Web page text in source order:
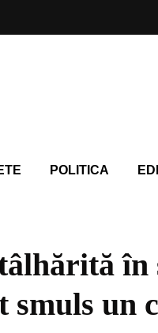
POLITICA
în
un